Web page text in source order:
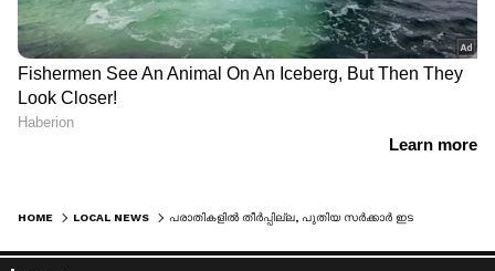
HOME LOCAL NEWS